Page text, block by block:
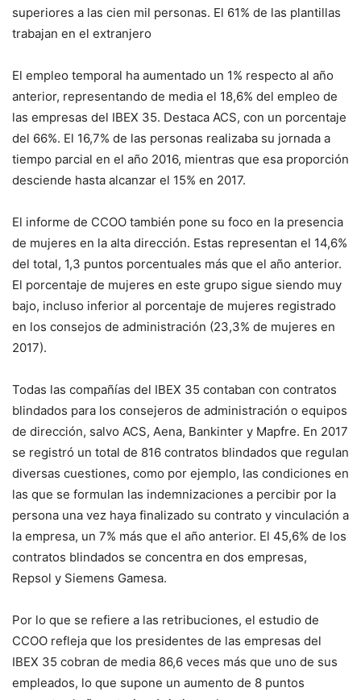
superiores a las cien mil personas. El 61% de las plantillas
trabajan en el extranjero
El empleo temporal ha aumentado un 1% respecto al año
anterior, representando de media el 18,6% del empleo de
las empresas del IBEX 35. Destaca ACS, con un porcentaje
del 66%. El 16,7% de las personas realizaba su jornada a
tiempo parcial en el año 2016, mientras que esa proporción
desciende hasta alcanzar el 15% en 2017.
El informe de CCOO también pone su foco en la presencia
de mujeres en la alta dirección. Estas representan el 14,6%
del total, 1,3 puntos porcentuales más que el año anterior.
El porcentaje de mujeres en este grupo sigue siendo muy
bajo, incluso inferior al porcentaje de mujeres registrado
en los consejos de administración (23,3% de mujeres en
2017).
Todas las compañías del IBEX 35 contaban con contratos
blindados para los consejeros de administración o equipos
de dirección, salvo ACS, Aena, Bankinter y Mapfre. En 2017
se registró un total de 816 contratos blindados que regulan
diversas cuestiones, como por ejemplo, las condiciones en
las que se formulan las indemnizaciones a percibir por la
persona una vez haya finalizado su contrato y vinculación a
la empresa, un 7% más que el año anterior. El 45,6% de los
contratos blindados se concentra en dos empresas,
Repsol y Siemens Gamesa.
Por lo que se refiere a las retribuciones, el estudio de
CCOO refleja que los presidentes de las empresas del
IBEX 35 cobran de media 86,6 veces más que uno de sus
empleados, lo que supone un aumento de 8 puntos